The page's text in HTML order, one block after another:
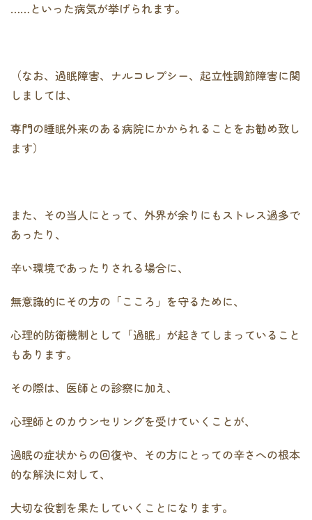
……といった病気が挙げられます。
（なお、過眠障害、ナルコレプシー、起立性調節障害に関
しましては、
専門の睡眠外来のある病院にかかられることをお勧め致し
ます）
また、その当人にとって、外界が余りにもストレス過多で
あったり、
辛い環境であったりされる場合に、
無意識的にその方の「こころ」を守るために、
心理的防衛機制として「過眠」が起きてしまっていること
もあります。
その際は、医師との診察に加え、
心理師とのカウンセリングを受けていくことが、
過眠の症状からの回復や、その方にとっての辛さへの根本
的な解決に対して、
大切な役割を果たしていくことになります。